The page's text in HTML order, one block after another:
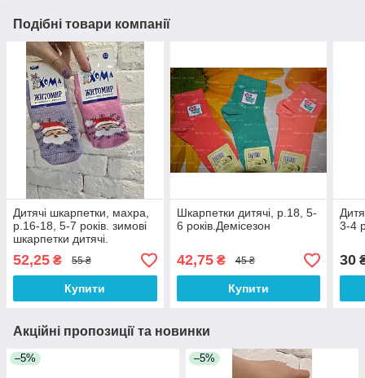
Подібні товари компанії
Дитячі шкарпетки, махра,
р.16-18, 5-7 років. зимові
шкарпетки дитячі.
52,25 ₴ 55 ₴
Купити
Шкарпетки дитячі, р.18, 5-
6 років.Демісезон
42,75₴ 45 ₴
Купити
3-4
30
Акційні пропозиції та новинки
–5% –5%